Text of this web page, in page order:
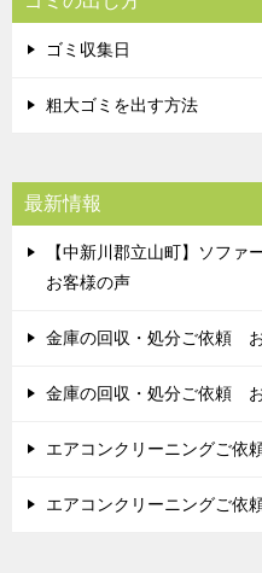
ゴミ収集日
粗大ゴミを出す方法
最新情報
【中新川郡立山町】ソフ
お客様の声
金庫の回収・処分ご依頼
金庫の回収・処分ご依頼
エアコンクリーニングご
エアコンクリーニングご